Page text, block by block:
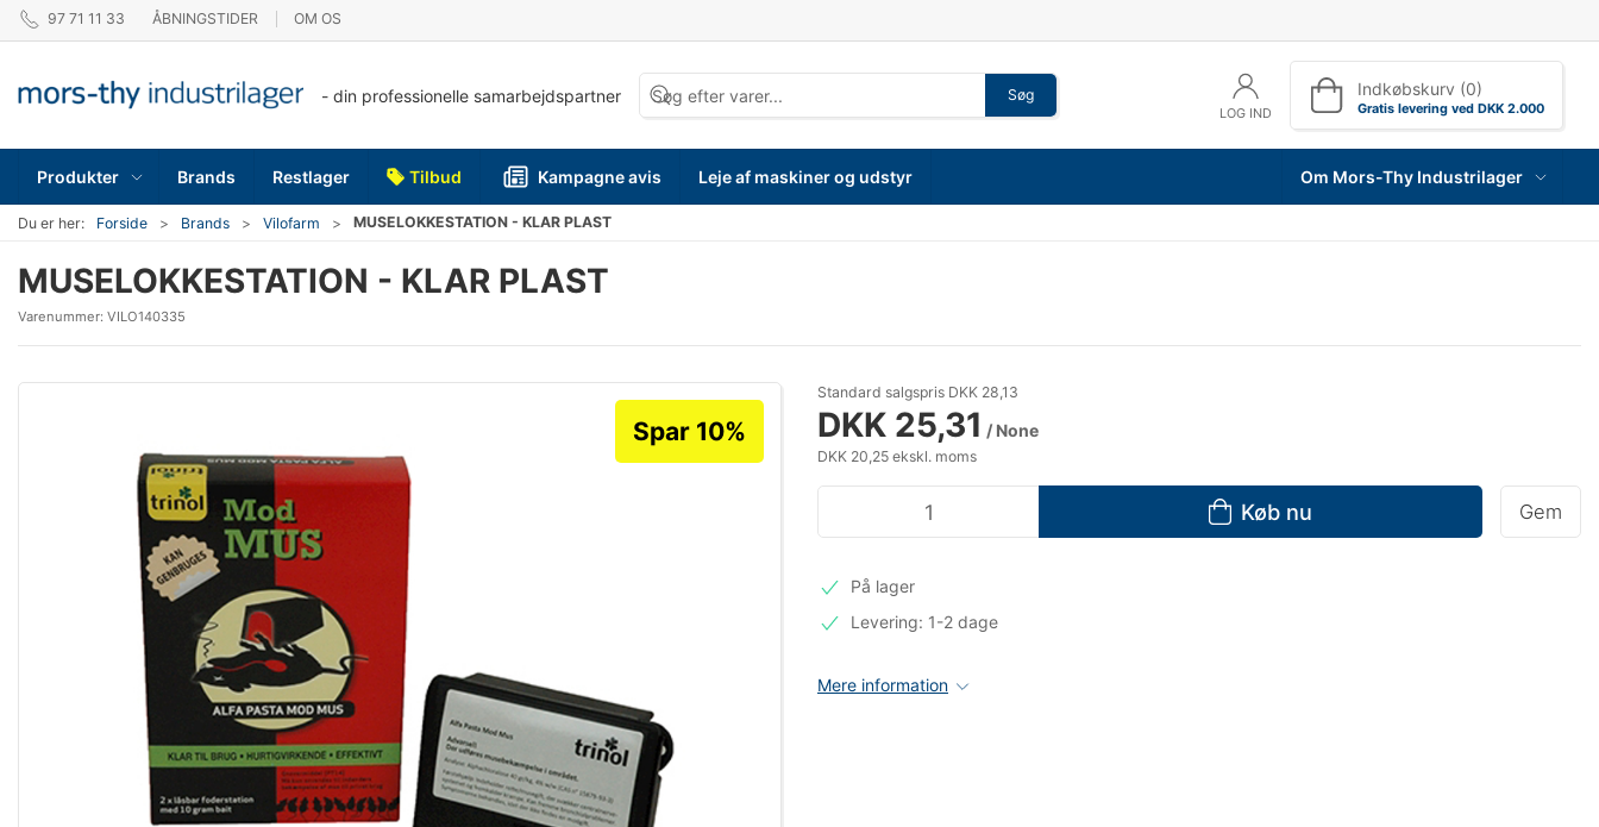
97 71 11 33 ÅBNINGSTIDER OM OS
- din professionelle samarbejdspartner Søg
LOG IND
Indkøbskurv (0)
Gratis levering ved DKK 2.000
Produkter Brands Restlager Tilbud Kampagne avis Leje af maskiner og udstyr Om Mors-Thy Industrilager
Du er her: Forside Brands Vilofarm MUSELOKKESTATION - KLAR PLAST
MUSELOKKESTATION - KLAR PLAST
Varenummer: VILO140335
Spar 10%
Standard salgspris DKK 28,13
DKK 25,31 / None
DKK 20,25 ekskl. moms
Køb nu Gem
På lager
Levering: 1-2 dage
Mere information